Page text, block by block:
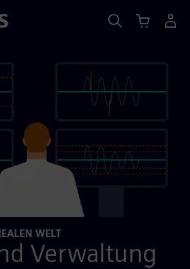
WELT
Verwaltung